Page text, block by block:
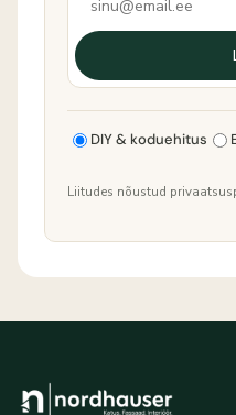
DIY & koduehitus
Liitudes nõustud